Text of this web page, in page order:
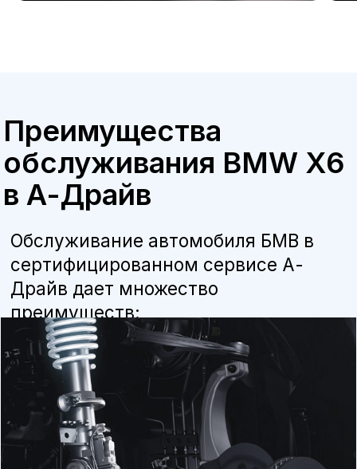
Оригинальные запчасти
мы используем только оригинальные
детали и расходные материалы,
рекомендованные производителем, что
продлевает срок службы автомобиля.
Квалифицированные специалисты
сертификацию BMW, что гарантирует
высокое качество работ.
Бесплатная консультация
Программа лояльности
постоянные клиенты получают
специальные условия и скидки на
обслуживание и запчасти.